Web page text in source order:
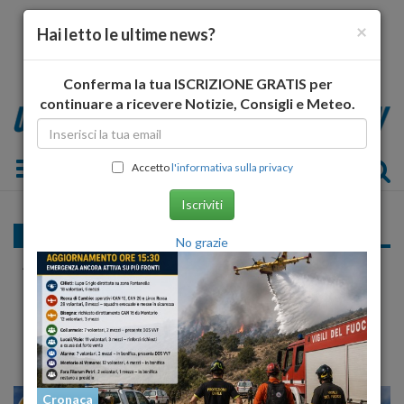
Toggle navigation
Acerbo Contro Alessandrini: "Ci ha Fatto
Fare il Bagno nella Mer.. e Si Preoccupa del
Mercatino!"
×
Hai letto le ultime news?
Conferma la tua ISCRIZIONE GRATIS per
continuare a ricevere Notizie, Consigli e Meteo.
Accettol'informativa sulla privacy
Iscriviti
No grazie
Cronaca